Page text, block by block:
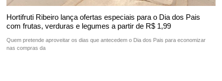
Hortifruti Ribeiro lança ofertas especiais para o Dia dos Pais
com frutas, verduras e legumes a partir de R$ 1,99
Quem pretende aproveitar os dias que antecedem o Dia dos Pais para economizar
nas compras da